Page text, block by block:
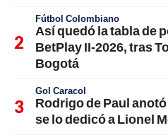
Fútbol Colombiano
Así quedó la tabla de
BetPlay II-2026, tras
Bogotá
Gol Caracol
Rodrigo de Paul
se lo dedicó a Lionel